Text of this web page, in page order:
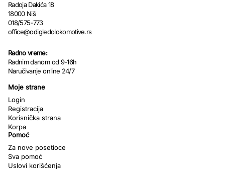
Radoja Dakića 18
18000 Niš
018/575-773
office@odigledolokomotive.rs
Radno vreme:
Radnim danom od 9-16h
Naručivanje online 24/7
Moje strane
Login
Registracija
Korisnička strana
Korpa
Pomoć
Za nove posetioce
Sva pomoć
Uslovi korišćenja